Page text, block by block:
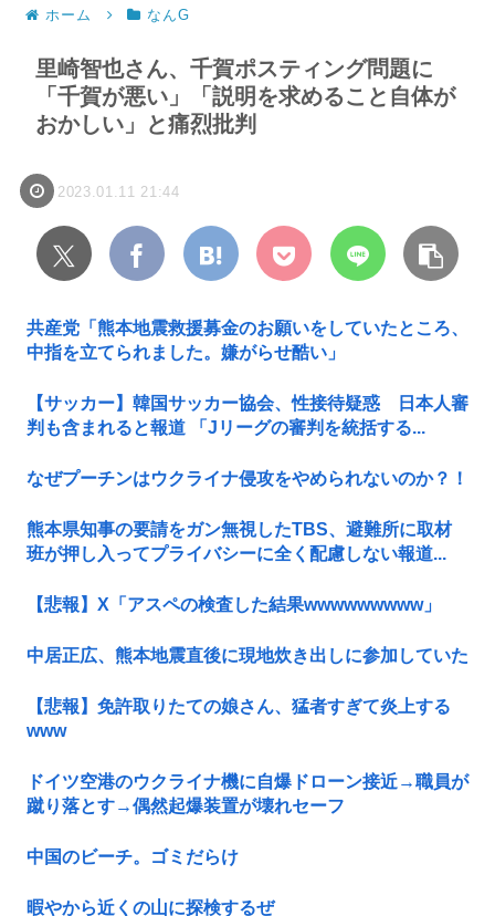
ホーム なんG
里崎智也さん、千賀ポスティング問題に
「千賀が悪い」「説明を求めること自体が
おかしい」と痛烈批判
2023.01.11 21:44
共産党「熊本地震救援募金のお願いをしていたところ、
中指を立てられました。嫌がらせ酷い」
【サッカー】韓国サッカー協会、性接待疑惑 日本人審
判も含まれると報道 「Jリーグの審判を統括する...
なぜプーチンはウクライナ侵攻をやめられないのか？！
熊本県知事の要請をガン無視したTBS、避難所に取材
班が押し入ってプライバシーに全く配慮しない報道...
【悲報】X「アスペの検査した結果wwwwwwwww」
中居正広、熊本地震直後に現地炊き出しに参加していた
【悲報】免許取りたての娘さん、猛者すぎて炎上する
www
ドイツ空港のウクライナ機に自爆ドローン接近→職員が
蹴り落とす→偶然起爆装置が壊れセーフ
中国のビーチ。ゴミだらけ
暇やから近くの山に探検するぜ